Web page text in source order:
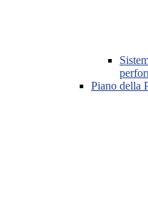
Piano della